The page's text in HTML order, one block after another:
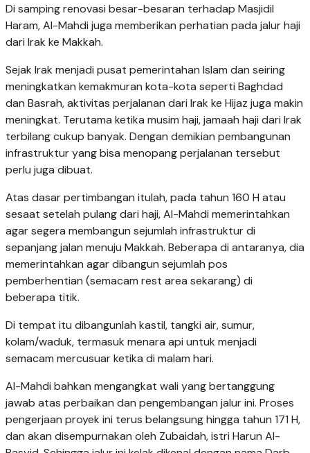
Di samping renovasi besar-besaran terhadap Masjidil
Haram, Al-Mahdi juga memberikan perhatian pada jalur haji
dari Irak ke Makkah.
Sejak Irak menjadi pusat pemerintahan Islam dan seiring
meningkatkan kemakmuran kota-kota seperti Baghdad
dan Basrah, aktivitas perjalanan dari Irak ke Hijaz juga makin
meningkat. Terutama ketika musim haji, jamaah haji dari Irak
terbilang cukup banyak. Dengan demikian pembangunan
infrastruktur yang bisa menopang perjalanan tersebut
perlu juga dibuat.
Atas dasar pertimbangan itulah, pada tahun 160 H atau
sesaat setelah pulang dari haji, Al-Mahdi memerintahkan
agar segera membangun sejumlah infrastruktur di
sepanjang jalan menuju Makkah. Beberapa di antaranya, dia
memerintahkan agar dibangun sejumlah pos
pemberhentian (semacam rest area sekarang) di
beberapa titik.
Di tempat itu dibangunlah kastil, tangki air, sumur,
kolam/waduk, termasuk menara api untuk menjadi
semacam mercusuar ketika di malam hari.
Al-Mahdi bahkan mengangkat wali yang bertanggung
jawab atas perbaikan dan pengembangan jalur ini. Proses
pengerjaan proyek ini terus belangsung hingga tahun 171 H,
dan akan disempurnakan oleh Zubaidah, istri Harun Al-